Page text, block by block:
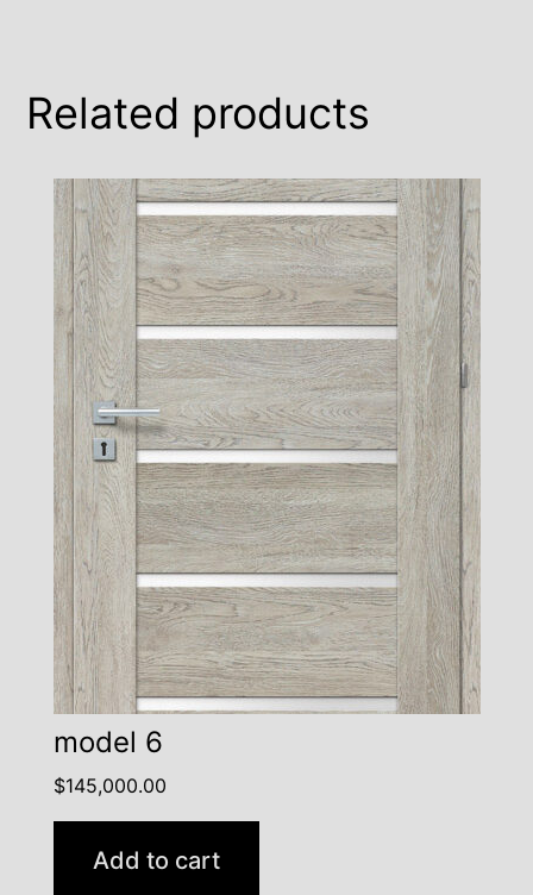
Related products
model 6
$145,000.00
Add to cart